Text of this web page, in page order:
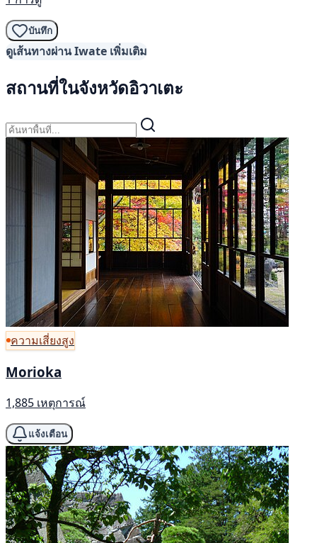
บันทึก
ดูเส้นทางผ่าน Iwate เพิ่มเติม
สถานที่ในจังหวัดอิวาเตะ
ความเสี่ยงสูง
Morioka
1,885 เหตุการณ์
แจ้งเตือน